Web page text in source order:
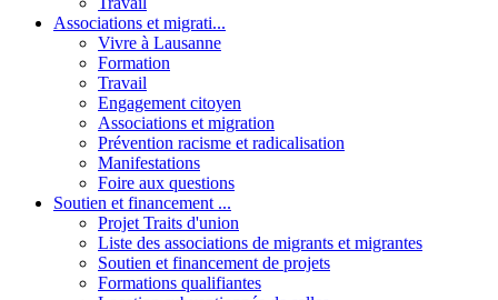
Associations et migrati...
Vivre à Lausanne
Formation
Travail
Engagement citoyen
Associations et migration
Prévention racisme et radicalisation
Manifestations
Foire aux questions
Soutien et financement ...
Projet Traits d'union
Liste des associations de migrants et migrantes
Soutien et financement de projets
Formations qualifiantes